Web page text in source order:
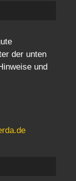
der unten
und